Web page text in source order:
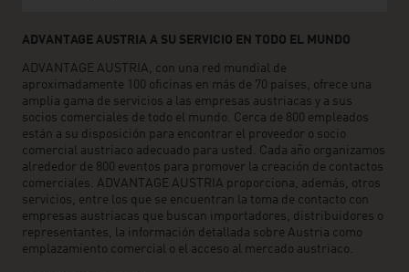
ADVANTAGE AUSTRIA A SU SERVICIO EN TODO EL MUNDO
ADVANTAGE AUSTRIA, con una red mundial de
aproximadamente 100 oficinas en más de 70 países, ofrece una
amplia gama de servicios a las empresas austriacas y a sus
socios comerciales de todo el mundo. Cerca de 800 empleados
están a su disposición para encontrar el proveedor o socio
comercial austriaco adecuado para usted. Cada año organizamos
alrededor de 800 eventos para promover la creación de contactos
comerciales. ADVANTAGE AUSTRIA proporciona, además, otros
servicios, entre los que se encuentran la toma de contacto con
empresas austriacas que buscan importadores, distribuidores o
representantes, la información detallada sobre Austria como
emplazamiento comercial o el acceso al mercado austriaco.